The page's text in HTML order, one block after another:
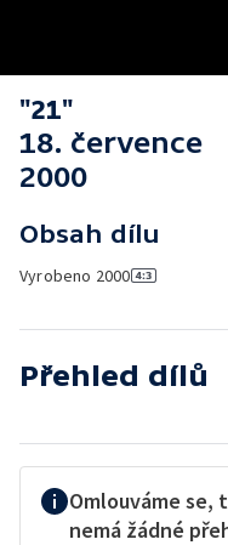
"21"
18. července
2000
Obsah dílu
Vyrobeno 2000
Přehled dílů
Omlouváme
nemá žádné